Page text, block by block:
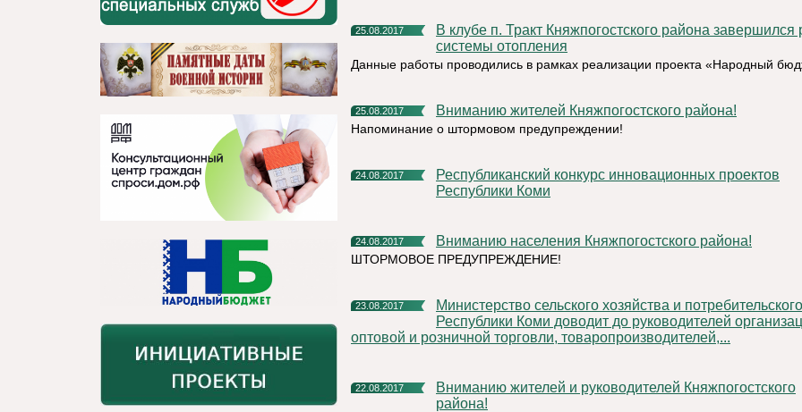
25.08.2017
В клубе п. Тракт Княжпогостского района завершился ремонт
системы отопления
Данные работы проводились в рамках реализации проекта «Народный
25.08.2017 Вниманию жителей Княжпогостского района!
Напоминание о штормовом предупреждении!
24.08.2017
Республиканский конкурс инновационных проектов
Республики Коми
24.08.2017 Вниманию населения Княжпогостского района!
ШТОРМОВОЕ ПРЕДУПРЕЖДЕНИЕ!
23.08.2017
Министерство сельского хозяйства и потребительского рынка
Республики Коми доводит до руководителей
оптовой и розничной торговли, товаропроизводителей,...
22.08.2017
Вниманию жителей и руководителей Княжпогостского
района!